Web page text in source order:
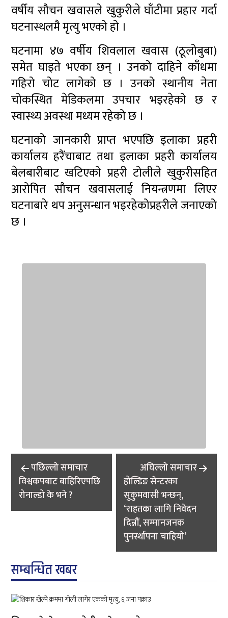
वर्षीय सौचन खवासले खुकुरीले घाँटीमा प्रहार गर्दा
घटनास्थलमै मृत्यु भएको हो ।
घटनामा ४७ वर्षीय शिवलाल खवास (ठूलोबुबा)
समेत घाइते भएका छन् । उनको दाहिने काँधमा
गहिरो चोट लागेको छ । उनको स्थानीय नेता
चोकस्थित मेडिकलमा उपचार भइरहेको छ र
स्वास्थ्य अवस्था मध्यम रहेको छ ।
घटनाको जानकारी प्राप्त भएपछि इलाका प्रहरी
कार्यालय हरैंचाबाट तथा इलाका प्रहरी कार्यालय
बेलबारीबाट खटिएको प्रहरी टोलीले खुकुरीसहित
आरोपित सौचन खवासलाई नियन्त्रणमा लिएर
घटनाबारे थप अनुसन्धान भइरहेकोप्रहरीले जनाएको
छ ।
Post
navigation
पछिल्लाे समाचार
विश्वकपबाट बाहिरिएपछि
रोनाल्डो के भने ?
अघिल्लाे समाचार
होल्डिङ सेन्टरका
सुकुमवासी भन्छन्,
‘राहतका लागि निवेदन
दिन्नौं, सम्मानजनक
पुनर्स्थापना चाहियो’
सम्बन्धित खबर